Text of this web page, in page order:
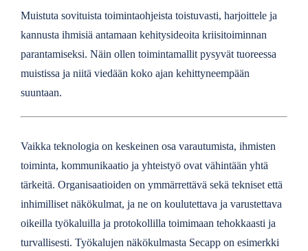
Muistuta sovituista toimintaohjeista toistuvasti, harjoittele ja
kannusta ihmisiä antamaan kehitysideoita kriisitoiminnan
parantamiseksi. Näin ollen toimintamallit pysyvät tuoreessa
muistissa ja niitä viedään koko ajan kehittyneempään
suuntaan.
Vaikka teknologia on keskeinen osa varautumista, ihmisten
toiminta, kommunikaatio ja yhteistyö ovat vähintään yhtä
tärkeitä. Organisaatioiden on ymmärrettävä sekä tekniset että
inhimilliset näkökulmat, ja ne on koulutettava ja varustettava
oikeilla työkaluilla ja protokollilla toimimaan tehokkaasti ja
turvallisesti. Työkalujen näkökulmasta Secapp on esimerkki